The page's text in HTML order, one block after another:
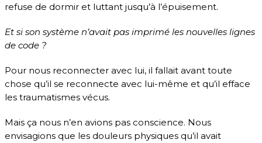
refuse de dormir et luttant jusqu’à l’épuisement.
Et si son système n’avait pas imprimé les nouvelles lignes
de code ?
Pour nous reconnecter avec lui, il fallait avant toute
chose qu’il se reconnecte avec lui-même et qu’il efface
les traumatismes vécus.
Mais ça nous n’en avions pas conscience. Nous
envisagions que les douleurs physiques qu’il avait